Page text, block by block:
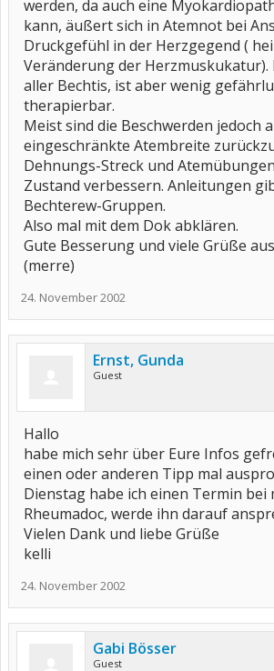
werden, da auch eine
kann, äußert sich in Atemnot bei
Druckgefühl in der Herzgegend (
Veränderung der Herzmuskukatur).
aller Bechtis, ist aber wenig
therapierbar.
Meist sind die Beschwerden jedoch
eingeschränkte Atembreite
Dehnungs-Streck und
Zustand verbessern. Anleitungen
Bechterew-Gruppen.
Also mal mit dem Dok abklären.
Gute Besserung und viele Grüße
(merre)
24. November 2002
Ernst, Gunda
Guest
Hallo
habe mich sehr über Eure Infos
einen oder anderen Tipp mal
Dienstag habe ich einen Termin bei
Rheumadoc, werde ihn darauf
Vielen Dank und liebe Grüße
kelli
24. November 2002
Gabi Bösser
Guest